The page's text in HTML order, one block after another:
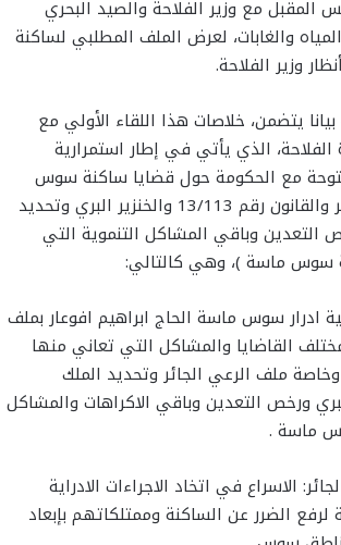
المقبل مع وزير الفلاحة والصيد البحري
والغابات، لعرض الملف المطلبي لساكنة
وزير الفلاحة.
يتضمن، خلاصات هذا اللقاء الأولي مع
الفلاحة، الذي يأتي في إطار استمرارية
مع الحكومة حول قضايا ساكنة سوس
ماسة (الرعي الجائر والقانون رقم 13/113 والخنزير البري وتحديد
التعدين وباقي المشاكل التنموية التي
سوس ماسة )، وهي كالتالي:
ادرار سوس ماسة الحاج ابراهيم افوعار بملف
القاضايا والمشاكل التي تعاني منها
ملف الرعي الجائر وتحديد الملك
ورخص التعدين وباقي الاكراهات والمشاكل
ماسة .
الاسراع في اتخاد الاجراءات الادراية
لرفع الضرر عن الساكنة وممتلكاتهم بإبعاد